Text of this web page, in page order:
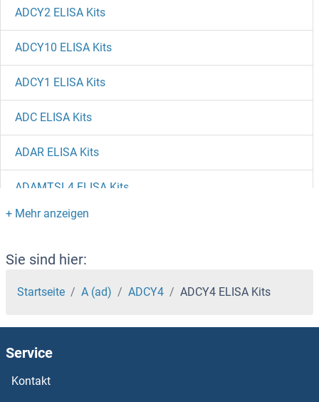
ADCY2 ELISA Kits
ADCY10 ELISA Kits
ADCY1 ELISA Kits
ADC ELISA Kits
ADAR ELISA Kits
ADAMTSL4 ELISA Kits
ADAMTSL1 ELISA Kits
ADAMTS9 ELISA Kits
ADAMTS8 ELISA Kits
ADAMTS7 ELISA Kits
ADAMTS6 ELISA Kits
Sie sind hier:
Startseite A (ad) ADCY4 ADCY4 ELISA Kits
Service
Kontakt